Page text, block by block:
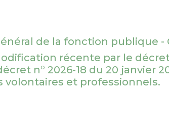
de la fonction publique
récente par le décret
n° 2026-18 du 20 janvier
volontaires et professionnels.